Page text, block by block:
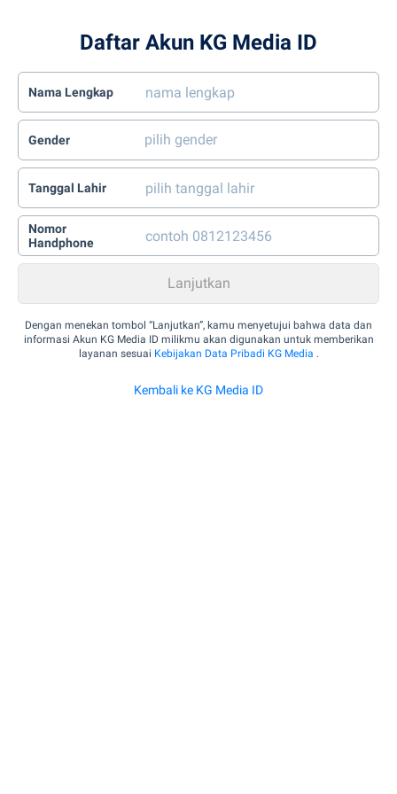
Daftar Akun KG Media ID
Nama Lengkap
Gender
Tanggal Lahir
Nomor
Handphone
Dengan menekan tombol “Lanjutkan”, kamu menyetujui bahwa data dan
informasi Akun KG Media ID milikmu akan digunakan untuk memberikan
layanan sesuai Kebijakan Data Pribadi KG Media .
Kembali ke KG Media ID